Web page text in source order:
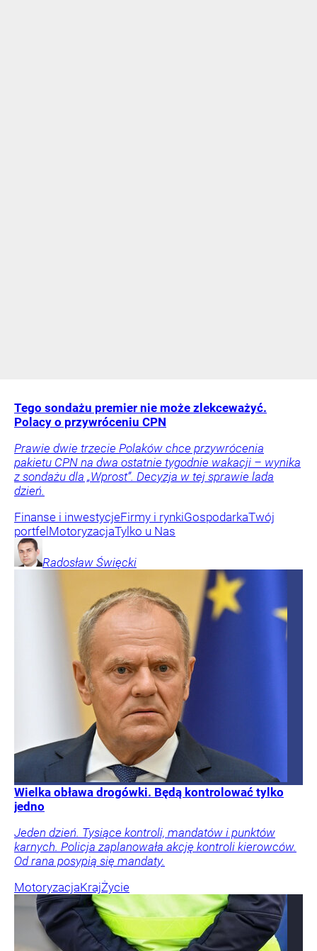
Tego sondażu premier nie może zlekceważyć.
Polacy o przywróceniu CPN
Prawie dwie trzecie Polaków chce przywrócenia
pakietu CPN na dwa ostatnie tygodnie wakacji – wynika
z sondażu dla „Wprost”. Decyzja w tej sprawie lada
dzień.
Finanse i inwestycjeFirmy i rynkiGospodarkaTwój
portfel MotoryzacjaTylko u Nas
Radosław Święcki
Wielka obława drogówki. Będą kontrolować tylko
jedno
Jeden dzień. Tysiące kontroli, mandatów i punktów
karnych. Policja zaplanowała akcję kontroli kierowców.
Od rana posypią się mandaty.
MotoryzacjaKrajŻycie